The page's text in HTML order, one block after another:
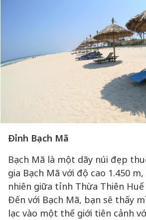
Đỉnh Bạch Mã
Bạch Mã là một dãy núi đẹp
gia Bạch Mã với độ cao 1.450
nhiên giữa tỉnh Thừa Thiên
Đến với Bạch Mã, bạn sẽ thấy
lạc vào một thế giới tiên cảnh